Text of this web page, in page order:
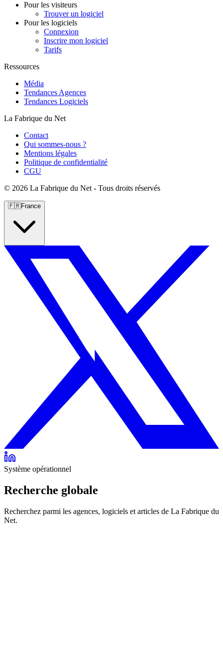
Pour les visiteurs
Trouver un logiciel
Pour les logiciels
Connexion
Inscrire mon logiciel
Tarifs
Ressources
Média
Tendances Agences
Tendances Logiciels
La Fabrique du Net
Contact
Qui sommes-nous ?
Mentions légales
Politique de confidentialité
CGU
© 2026 La Fabrique du Net - Tous droits réservés
🇫🇷France
Système opérationnel
Recherche globale
Recherchez parmi les agences, logiciels et articles de La Fabrique du
Net.